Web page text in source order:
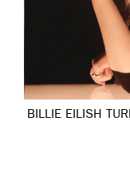
BILLIE EILISH